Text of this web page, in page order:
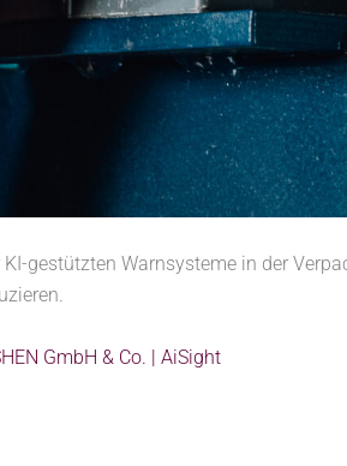
gestützten Warnsysteme in der
GmbH & Co. | AiSight